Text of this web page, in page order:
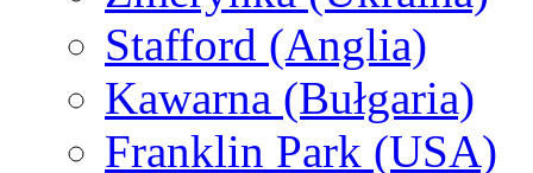
Stafford (Anglia)
Kawarna (Bułgaria)
Franklin Park (USA)